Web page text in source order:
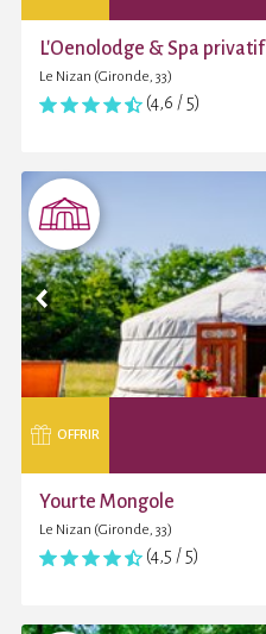
L'Oenolodge & Spa privatif
Le Nizan (Gironde, 33)
(4,6 / 5)
OFFRIR
Yourte Mongole
Le Nizan (Gironde, 33)
(4,5 / 5)